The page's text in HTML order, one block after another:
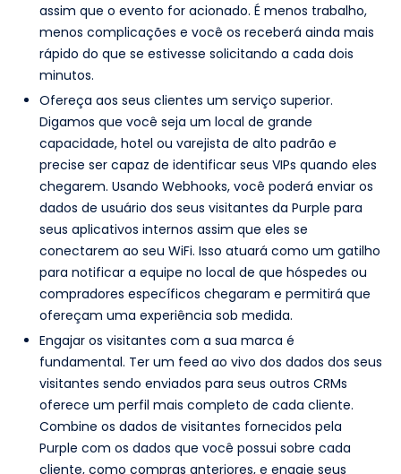
assim que o evento for acionado. É menos trabalho,
menos complicações e você os receberá ainda mais
rápido do que se estivesse solicitando a cada dois
minutos.
Ofereça aos seus clientes um serviço superior.
Digamos que você seja um local de grande
capacidade, hotel ou varejista de alto padrão e
precise ser capaz de identificar seus VIPs quando eles
chegarem. Usando Webhooks, você poderá enviar os
dados de usuário dos seus visitantes da Purple para
seus aplicativos internos assim que eles se
conectarem ao seu WiFi. Isso atuará como um gatilho
para notificar a equipe no local de que hóspedes ou
compradores específicos chegaram e permitirá que
ofereçam uma experiência sob medida.
Engajar os visitantes com a sua marca é
fundamental. Ter um feed ao vivo dos dados dos seus
visitantes sendo enviados para seus outros CRMs
oferece um perfil mais completo de cada cliente.
Combine os dados de visitantes fornecidos pela
Purple com os dados que você possui sobre cada
cliente, como compras anteriores, e engaje seus